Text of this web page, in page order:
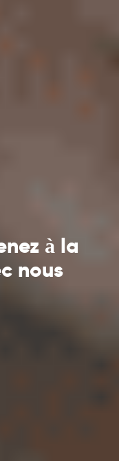
à la
nous